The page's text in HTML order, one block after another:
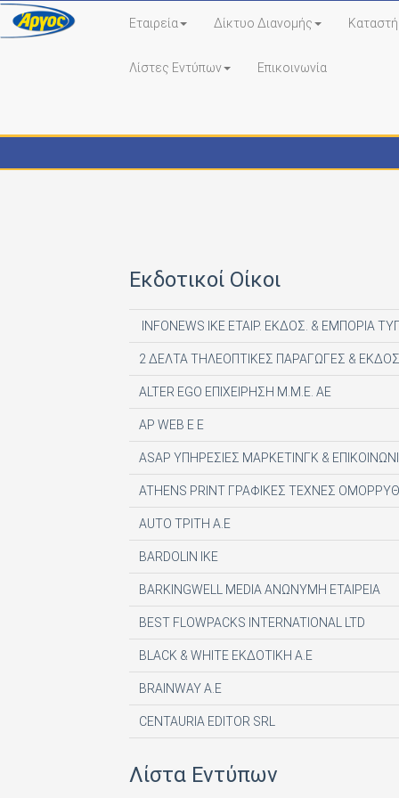
Εταιρεία Δίκτυο Διανομής
Λίστες Εντύπων Επικοινωνία
Εκδοτικοί Οίκοι
INFONEWS ΙΚΕ ΕΤΑΙΡ. ΕΚΔΟΣ. & ΕΜΠΟΡΙΑ
2 ΔΕΛΤΑ ΤΗΛΕΟΠΤΙΚΕΣ ΠΑΡΑΓΩΓΕΣ &
ALTER EGO ΕΠΙΧΕΙΡΗΣΗ Μ.Μ.Ε. ΑΕ
AP WEB Ε Ε
ASAP ΥΠΗΡΕΣΙΕΣ ΜΑΡΚΕΤΙΝΓΚ &
ATHENS PRINT ΓΡΑΦΙΚΕΣ ΤΕΧΝΕΣ
AUTO ΤΡΙΤΗ Α.Ε
BARDOLIN ΙΚΕ
BARKINGWELL MEDIA ΑΝΩΝΥΜΗ ΕΤΑΙΡΕΙΑ
BEST FLOWPACKS INTERNATIONAL LTD
BLACK & WHITE ΕΚΔΟΤΙΚΗ Α.Ε
BRAINWAY A.E
CENTAURIA EDITOR SRL
Λίστα Εντύπων